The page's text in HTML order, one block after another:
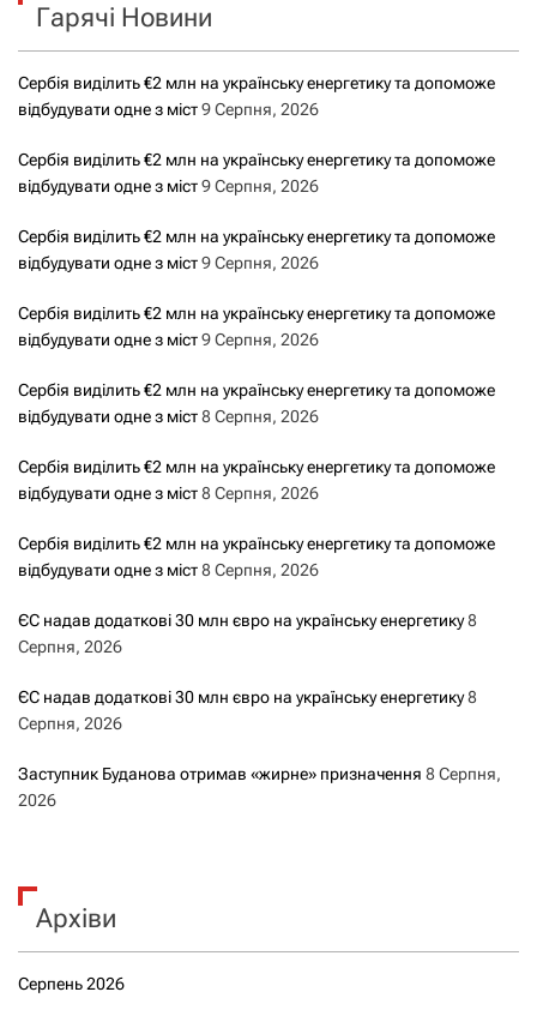
Гарячі Новини
Сербія виділить €2 млн на українську енергетику та допоможе
відбудувати одне з міст9 Серпня, 2026
Сербія виділить €2 млн на українську енергетику та допоможе
відбудувати одне з міст9 Серпня, 2026
Сербія виділить €2 млн на українську енергетику та допоможе
відбудувати одне з міст9 Серпня, 2026
Сербія виділить €2 млн на українську енергетику та допоможе
відбудувати одне з міст9 Серпня, 2026
Сербія виділить €2 млн на українську енергетику та допоможе
відбудувати одне з міст8 Серпня, 2026
Сербія виділить €2 млн на українську енергетику та допоможе
відбудувати одне з міст8 Серпня, 2026
Сербія виділить €2 млн на українську енергетику та допоможе
відбудувати одне з міст8 Серпня, 2026
ЄС надав додаткові 30 млн євро на українську енергетику8
Серпня, 2026
ЄС надав додаткові 30 млн євро на українську енергетику8
Серпня, 2026
Заступник Буданова отримав «жирне» призначення 8 Серпня,
2026
Архіви
Серпень 2026